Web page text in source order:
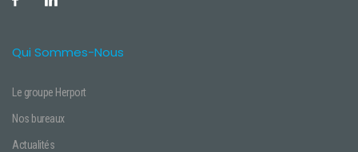
Qui Sommes-Nous
Le groupe Herport
Nos bureaux
Actualités